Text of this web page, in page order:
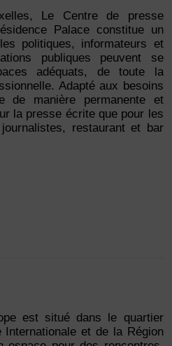
Le Centre de presse
Palace constitue un
politiques, informateurs et
publiques peuvent se
adéquats, de toute la
Adapté aux besoins
de manière permanente et
la presse écrite que pour les
restaurant et bar
est situé dans le quartier
Internationale et de la Région